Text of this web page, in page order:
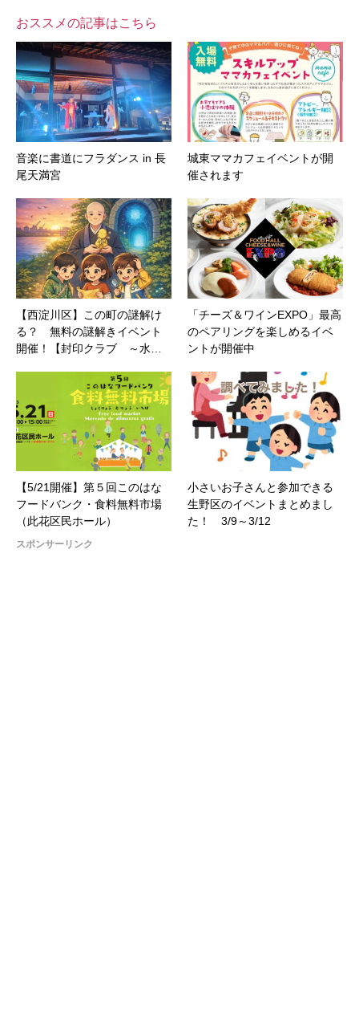
おススメの記事はこちら
音楽に書道にフラダンス in 長
尾天満宮
城東ママカフェイベントが開
催されます
【西淀川区】この町の謎解け
る？ 無料の謎解きイベント
開催！【封印クラブ ～水…
「チーズ＆ワインEXPO」最高
のペアリングを楽しめるイベ
ントが開催中
【5/21開催】第５回このはな
フードバンク・食料無料市場
（此花区民ホール）
小さいお子さんと参加できる
生野区のイベントまとめまし
た！ 3/9～3/12
スポンサーリンク